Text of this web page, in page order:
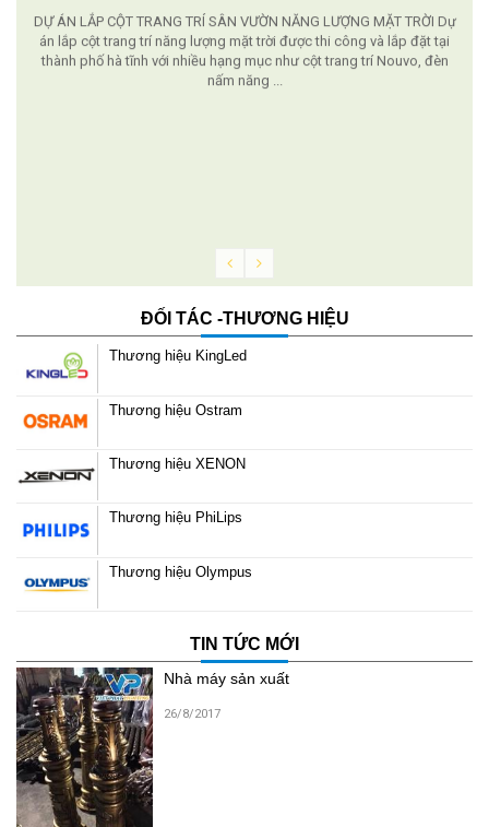
DỰ ÁN LẮP CỘT TRANG TRÍ SÂN VƯỜN NĂNG LƯỢNG MẶT TRỜI Dự
án lắp cột trang trí năng lượng mặt trời được thi công và lắp đặt tại
thành phố hà tĩnh với nhiều hạng mục như cột trang trí Nouvo, đèn
nấm năng ...
ĐỐI TÁC -THƯƠNG HIỆU
Thương hiệu KingLed
Thương hiệu Ostram
Thương hiệu XENON
Thương hiệu PhiLips
Thương hiệu Olympus
TIN TỨC MỚI
Nhà máy sản xuất
26/8/2017